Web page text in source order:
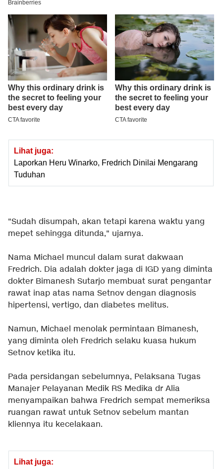
Lihat juga:
Laporkan Heru Winarko, Fredrich Dinilai Mengarang
Tuduhan
"Sudah disumpah, akan tetapi karena waktu yang
mepet sehingga ditunda," ujarnya.
Nama Michael muncul dalam surat dakwaan
Fredrich. Dia adalah dokter jaga di IGD yang diminta
dokter Bimanesh Sutarjo membuat surat pengantar
rawat inap atas nama Setnov dengan diagnosis
hipertensi, vertigo, dan diabetes melitus.
Namun, Michael menolak permintaan Bimanesh,
yang diminta oleh Fredrich selaku kuasa hukum
Setnov ketika itu.
Pada persidangan sebelumnya, Pelaksana Tugas
Manajer Pelayanan Medik RS Medika dr Alia
menyampaikan bahwa Fredrich sempat memeriksa
ruangan rawat untuk Setnov sebelum mantan
kliennya itu kecelakaan.
Lihat juga: